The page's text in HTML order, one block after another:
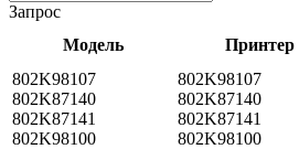
Запрос
Модель
Принтер
802K98107
802K87140
802K87141
802K98100
802K98107
802K87140
802K87141
802K98100